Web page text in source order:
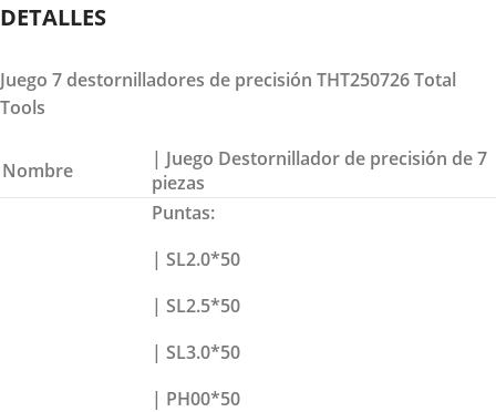
DETALLES
Juego 7 destornilladores de precisión THT250726 Total
Tools
Nombre
| Juego Destornillador de precisión de 7
piezas
Puntas:
| SL2.0*50
| SL2.5*50
| SL3.0*50
| PH00*50